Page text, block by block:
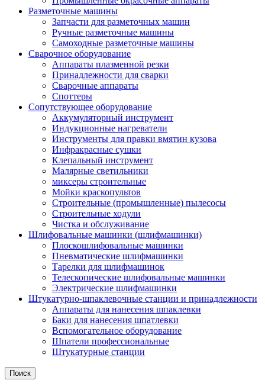
Разметочные машины
Запчасти для разметочных машин
Ручные разметочные машины
Самоходные разметочные машины
Сварочное оборудование
Аппараты плазменной резки
Принадлежности для сварки
Сварочные аппараты
Споттеры
Сопутствующее оборудование
Аккумуляторный инструмент
Индукционные нагреватели
Инструменты для правки вмятин кузова
Инфракрасные сушки
Клепальный инструмент
Малярные светильники
миксеры строительные
Мойки краскопультов
Строительные (промышленные) пылесосы
Строительные ходули
Чистка и обслуживание
Шлифовальные машинки (шлифмашинки)
Плоскошлифовальные машинки
Пневматические шлифмашинки
Тарелки для шлифмашинок
Телескопические шлифовальные машинки
Электрические шлифмашинки
Штукатурно-шпаклевочные станции и принадлежности
Аппараты для нанесения шпаклевки
Баки для нанесения шпатлевки
Вспомогательное оборудование
Шпатели профессиональные
Штукатурные станции
Поиск